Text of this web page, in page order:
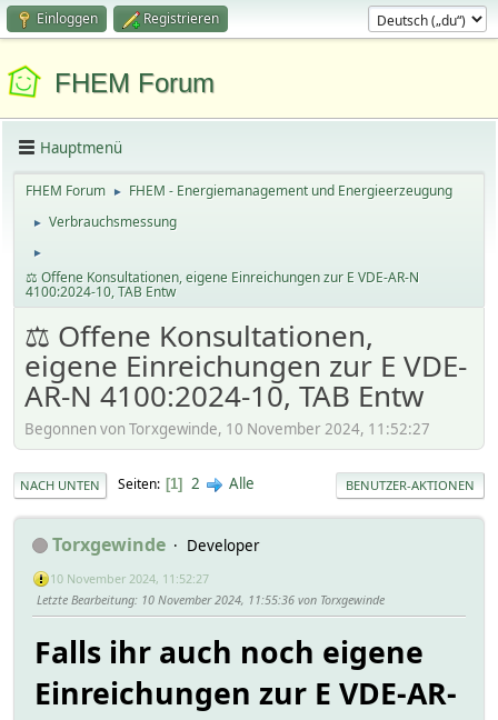
Einloggen Registrieren
FHEM Forum
Hauptmenü
FHEM Forum ► FHEM - Energiemanagement und Energieerzeugung
► Verbrauchsmessung
►
⚖️ Offene Konsultationen, eigene Einreichungen zur E VDE-AR-N
4100:2024-10, TAB Entw
⚖️ Offene Konsultationen,
eigene Einreichungen zur E VDE-
AR-N 4100:2024-10, TAB Entw
Begonnen von Torxgewinde, 10 November 2024, 11:52:27
NACH UNTEN Seiten 1 2 Alle BENUTZER-AKTIONEN
Torxgewinde Developer
10 November 2024, 11:52:27
Letzte Bearbeitung: 10 November 2024, 11:55:36 von Torxgewinde
Falls ihr auch noch eigene
Einreichungen zur E VDE-AR-